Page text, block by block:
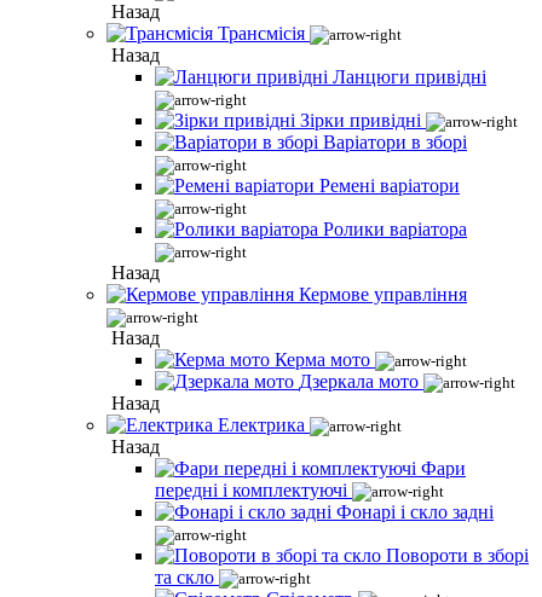
Назад
Трансмісія
Назад
Ланцюги привідні
Зірки привідні
Варіатори в зборі
Ремені варіатори
Ролики варіатора
Назад
Кермове управління
Назад
Керма мото
Дзеркала мото
Назад
Електрика
Назад
Фари
передні і комплектуючі
Фонарі і скло задні
Повороти в зборі
та скло